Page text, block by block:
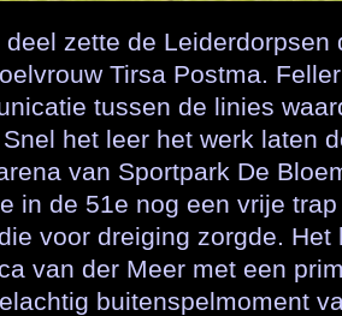
deel zette de Leiderdorpsen
Tirsa Postma.
tussen de linies
het leer het werk laten
van Sportpark De
in de 51e nog een vrije
voor dreiging zorgde.
van der Meer met een
buitenspelmoment